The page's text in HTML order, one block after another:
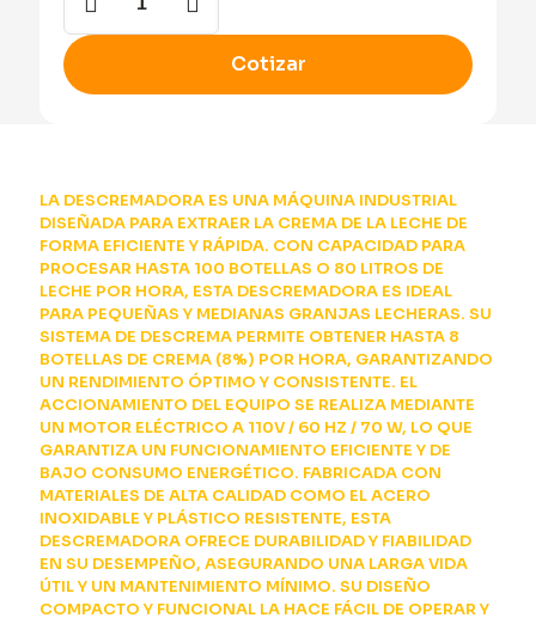
Milky
GSM
cantidad
Cotizar
LA DESCREMADORA ES UNA MÁQUINA INDUSTRIAL
DISEÑADA PARA EXTRAER LA CREMA DE LA LECHE DE
FORMA EFICIENTE Y RÁPIDA. CON CAPACIDAD PARA
PROCESAR HASTA 100 BOTELLAS O 80 LITROS DE
LECHE POR HORA, ESTA DESCREMADORA ES IDEAL
PARA PEQUEÑAS Y MEDIANAS GRANJAS LECHERAS. SU
SISTEMA DE DESCREMA PERMITE OBTENER HASTA 8
BOTELLAS DE CREMA (8%) POR HORA, GARANTIZANDO
UN RENDIMIENTO ÓPTIMO Y CONSISTENTE. EL
ACCIONAMIENTO DEL EQUIPO SE REALIZA MEDIANTE
UN MOTOR ELÉCTRICO A 110V / 60 HZ / 70 W, LO QUE
GARANTIZA UN FUNCIONAMIENTO EFICIENTE Y DE
BAJO CONSUMO ENERGÉTICO. FABRICADA CON
MATERIALES DE ALTA CALIDAD COMO EL ACERO
INOXIDABLE Y PLÁSTICO RESISTENTE, ESTA
DESCREMADORA OFRECE DURABILIDAD Y FIABILIDAD
EN SU DESEMPEÑO, ASEGURANDO UNA LARGA VIDA
ÚTIL Y UN MANTENIMIENTO MÍNIMO. SU DISEÑO
COMPACTO Y FUNCIONAL LA HACE FÁCIL DE OPERAR Y